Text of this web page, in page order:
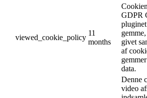
viewed_cookie_policy
11
months
GDPR
givet
af
data.
Denne
video